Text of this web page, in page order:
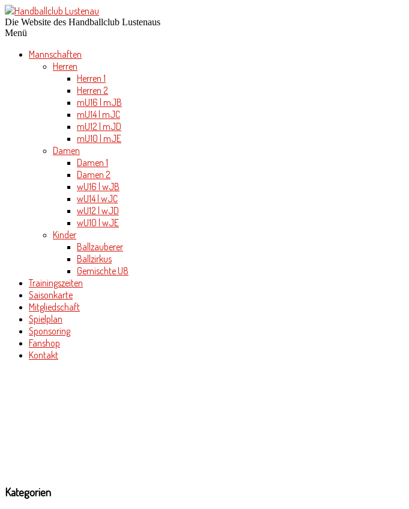
Die Website des Handballclub Lustenaus
Menü
Mannschaften
Herren
Herren 1
Herren 2
mU16 | mJB
mU14 | mJC
mU12 | mJD
mU10 | mJE
Damen
Damen 1
Damen 2
wU16 | wJB
wU14 | wJC
wU12 | wJD
wU10 | wJE
Kinder
Ballzauberer
Ballzirkus
Gemischte U8
Trainingszeiten
Saisonkarte
Mitgliedschaft
Spielplan
Sponsoring
Fanshop
Kontakt
Kategorien